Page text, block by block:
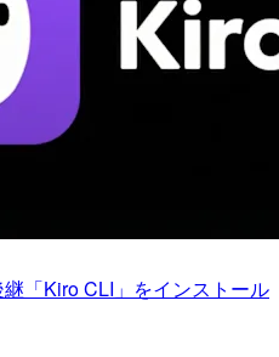
「Kiro CLI」をインストール